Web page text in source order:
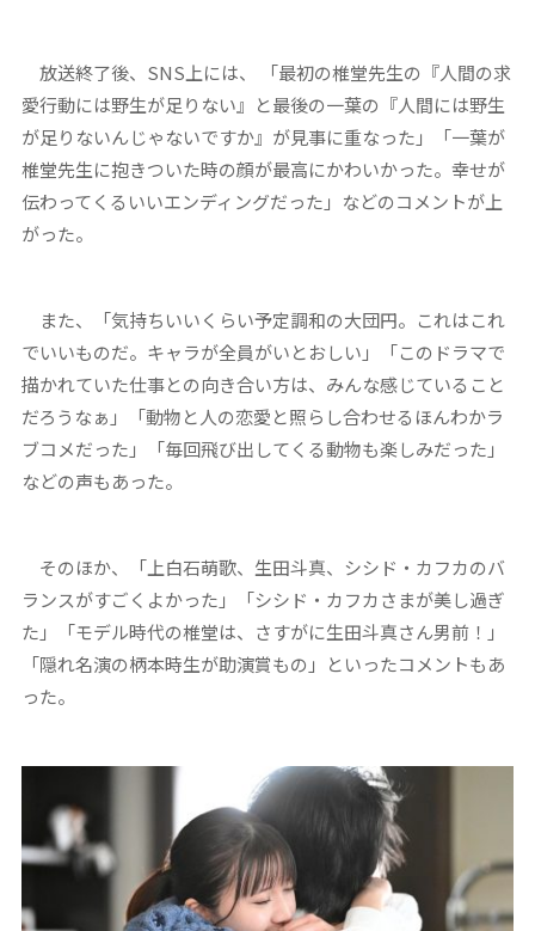
放送終了後、SNS上には、 「最初の椎堂先生の『人間の求
愛行動には野生が足りない』と最後の一葉の『人間には野生
が足りないんじゃないですか』が見事に重なった」「一葉が
椎堂先生に抱きついた時の顔が最高にかわいかった。幸せが
伝わってくるいいエンディングだった」などのコメントが上
がった。
また、「気持ちいいくらい予定調和の大団円。これはこれ
でいいものだ。キャラが全員がいとおしい」「このドラマで
描かれていた仕事との向き合い方は、みんな感じていること
だろうなぁ」「動物と人の恋愛と照らし合わせるほんわかラ
ブコメだった」「毎回飛び出してくる動物も楽しみだった」
などの声もあった。
そのほか、「上白石萌歌、生田斗真、シシド・カフカのバ
ランスがすごくよかった」「シシド・カフカさまが美し過ぎ
た」「モデル時代の椎堂は、さすがに生田斗真さん男前！」
「隠れ名演の柄本時生が助演賞もの」といったコメントもあ
った。